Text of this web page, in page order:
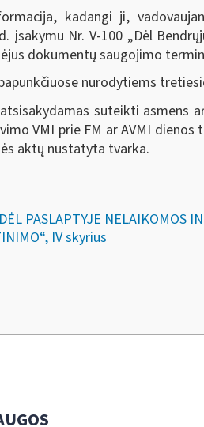
kadangi ji,
Nr. V-100 „Dėl
dokumentų saugojimo
nurodytiems
suteikti asmens
VMI prie FM ar AVMI
aktų nustatyta tvarka.
PASLAPTYJE NELAIKOMOS
IV skyrius